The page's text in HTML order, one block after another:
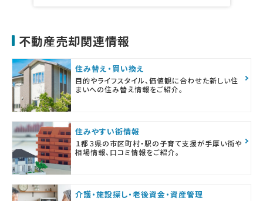
不動産売却関連情報
住み替え・買い換え
目的やライフスタイル、価値観に合わせた新しい住
まいへの住み替え情報をご紹介。
住みやすい街情報
１都３県の市区町村・駅の子育て支援が手厚い街や
相場情報、口コミ情報をご紹介。
介護・施設探し・老後資金・資産管理